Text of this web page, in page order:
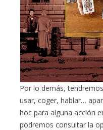
Por lo demás,
usar, coger, hablar…
hoc para alguna acción
podremos consultar la